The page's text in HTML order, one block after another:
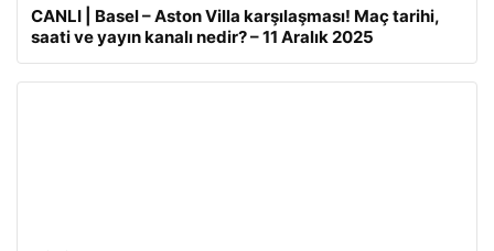
CANLI | Basel – Aston Villa karşılaşması! Maç tarihi,
saati ve yayın kanalı nedir? – 11 Aralık 2025